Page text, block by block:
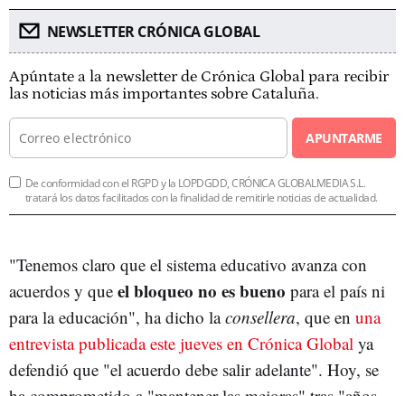
NEWSLETTER CRÓNICA GLOBAL
Apúntate a la newsletter de Crónica Global para recibir
las noticias más importantes sobre Cataluña.
APUNTARME
De conformidad con el RGPD y la LOPDGDD, CRÓNICA GLOBALMEDIA S.L.
tratará los datos facilitados con la finalidad de remitirle noticias de actualidad.
"Tenemos claro que el sistema educativo avanza con
acuerdos y que el bloqueo no es bueno para el país ni
para la educación", ha dicho laconsellera, que en una
entrevista publicada este jueves en Crónica Global ya
defendió que "el acuerdo debe salir adelante". Hoy, se